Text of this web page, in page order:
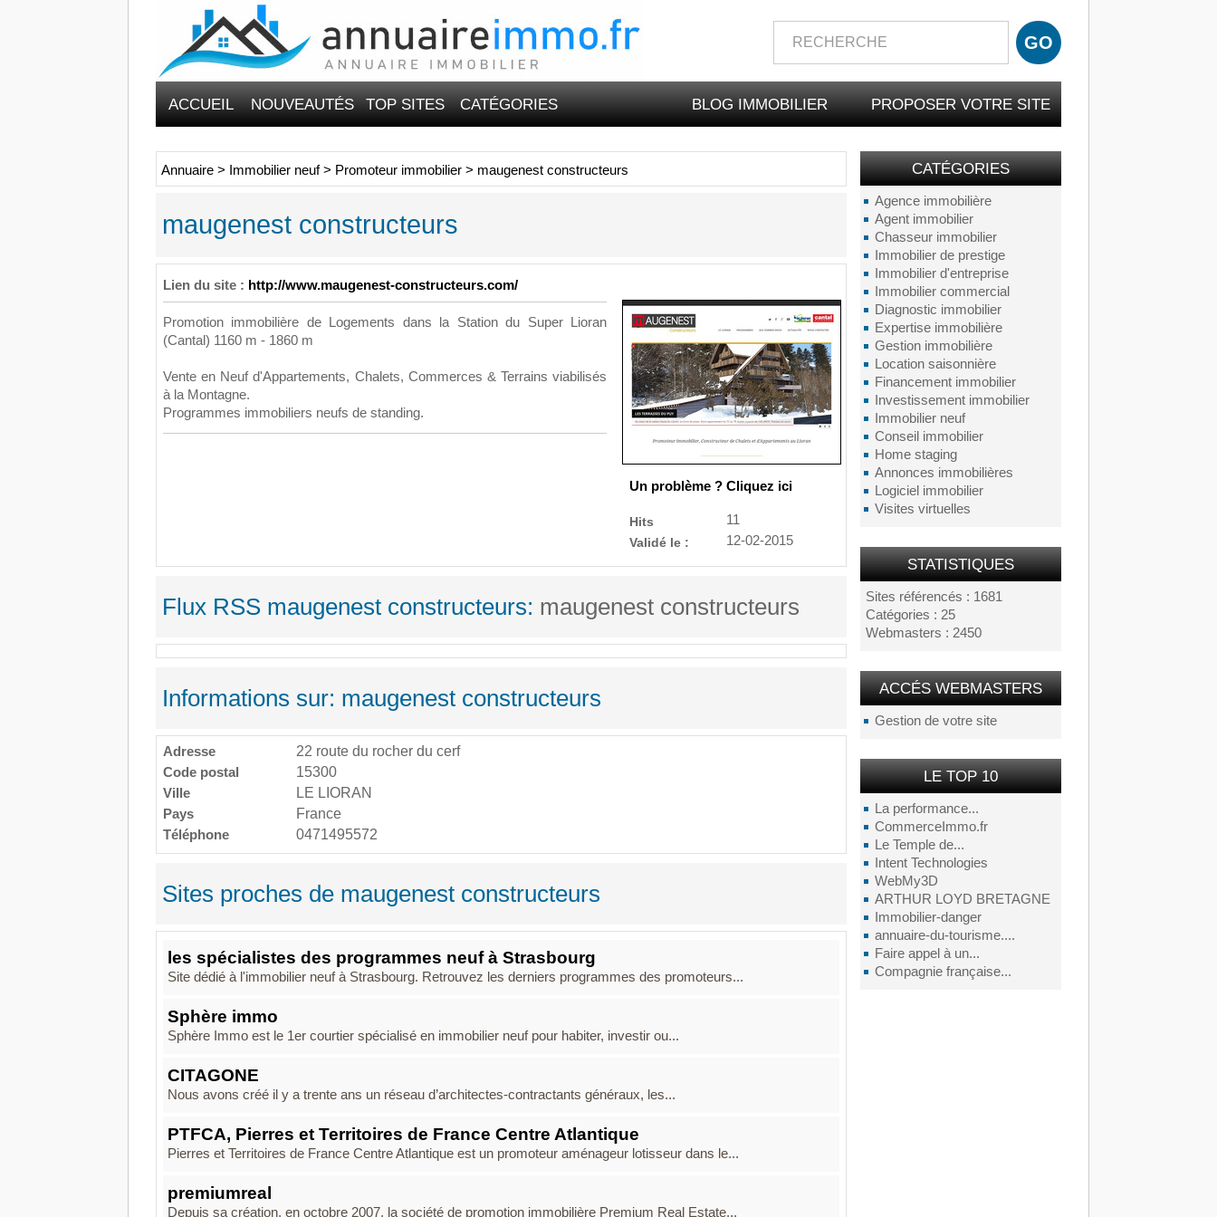
ACCUEIL NOUVEAUTÉS TOP SITES CATÉGORIES PROPOSER VOTRE SITE
BLOG IMMOBILIER
CATÉGORIES
Agence immobilière
Agent immobilier
Chasseur immobilier
Immobilier de prestige
Immobilier d'entreprise
Immobilier commercial
Diagnostic immobilier
Expertise immobilière
Gestion immobilière
Location saisonnière
Financement immobilier
Investissement immobilier
Immobilier neuf
Conseil immobilier
Home staging
Annonces immobilières
Logiciel immobilier
Visites virtuelles
STATISTIQUES
Sites référencés : 1681
Catégories : 25
Webmasters : 2450
ACCÉS WEBMASTERS
Gestion de votre site
LE TOP 10
La performance...
CommerceImmo.fr
Le Temple de...
Intent Technologies
WebMy3D
ARTHUR LOYD BRETAGNE
Immobilier-danger
annuaire-du-tourisme....
Faire appel à un...
Compagnie française...
Annuaire > Immobilier neuf> Promoteur immobilier > maugenest constructeurs
maugenest constructeurs
Lien du site : http://www.maugenest-constructeurs.com/
Promotion immobilière de Logements dans la Station du Super Lioran
(Cantal) 1160 m - 1860 m
Vente en Neuf d'Appartements, Chalets, Commerces & Terrains viabilisés
à la Montagne.
Programmes immobiliers neufs de standing.
Un problème ? Cliquez ici
Hits
11
Validé le :
12-02-2015
Flux RSS maugenest constructeurs: maugenest constructeurs
Informations sur: maugenest constructeurs
Adresse
22 route du rocher du cerf
Code postal
15300
Ville
LE LIORAN
Pays
France
Téléphone
0471495572
Sites proches de maugenest constructeurs
les spécialistes des programmes neuf à Strasbourg
Site dédié à l'immobilier neuf à Strasbourg. Retrouvez les derniers programmes des promoteurs...
Sphère immo
Sphère Immo est le 1er courtier spécialisé en immobilier neuf pour habiter, investir ou...
CITAGONE
Nous avons créé il y a trente ans un réseau d’architectes-contractants généraux, les...
PTFCA, Pierres et Territoires de France Centre Atlantique
Pierres et Territoires de France Centre Atlantique est un promoteur aménageur lotisseur dans le...
premiumreal
Depuis sa création, en octobre 2007, la société de promotion immobilière Premium Real Estate...